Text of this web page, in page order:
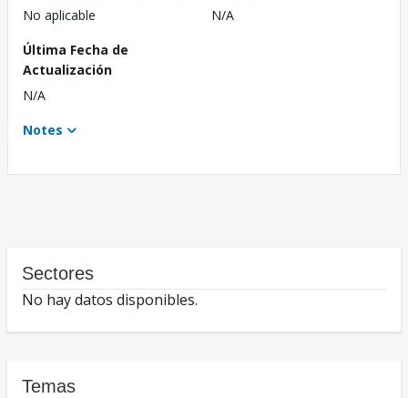
No aplicable
N/A
Última Fecha de
Actualización
N/A
Notes
Sectores
No hay datos disponibles.
Temas